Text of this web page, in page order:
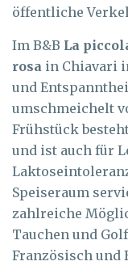
öffentliche
Im B&B La
rosa in Chiavari
und
umschmeichelt
Frühstück
und ist auch für
Speiseraum
zahlreiche
Tauchen und
Französisch und